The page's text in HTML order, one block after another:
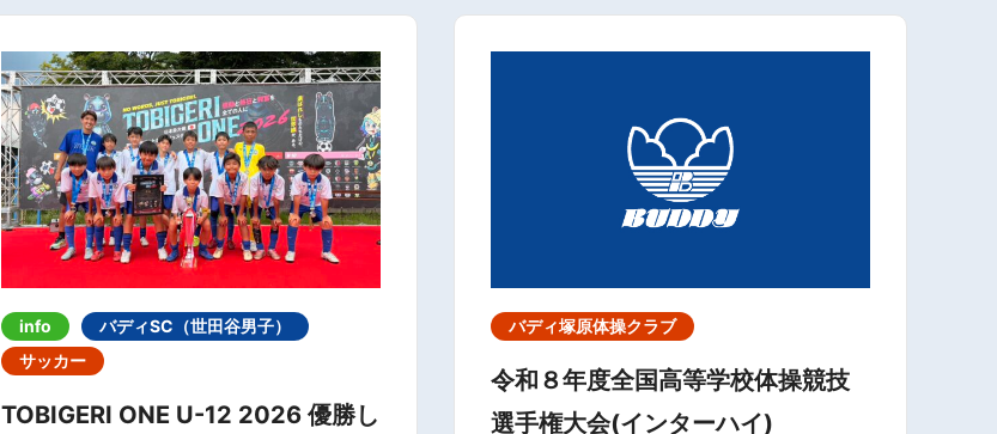
info
バディSC（世田谷男子）
サッカー
TOBIGERI ONE U-12 2026 優勝し
バディ塚原体操クラブ
令和８年度全国高等学校体操競技
選手権大会(インターハイ)